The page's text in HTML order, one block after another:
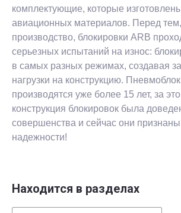
комплектующие, которые
авиационных материалов. Перед тем,
производство, блокировки ARB
серьезных испытаний на износ:
в самых разных режимах, создавая
нагрузки на конструкцию.
производятся уже более 15 лет, за
конструкция блокировок была
совершенства и сейчас они
надежности!
Находится в разделах